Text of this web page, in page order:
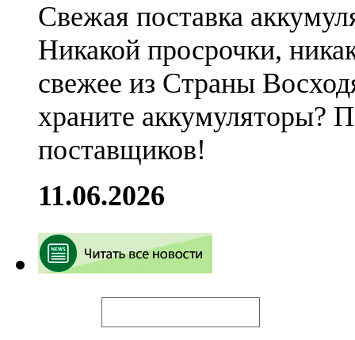
Свежая поставка
Никакой просрочки,
свежее из Страны
храните аккумуляторы?
поставщиков!
11.06.2026